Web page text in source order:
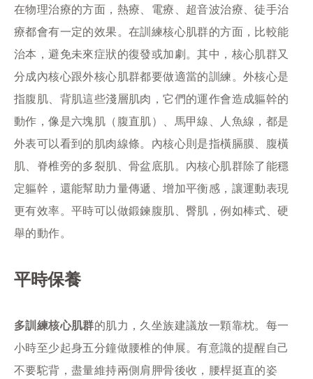
在物理治療的方面，熱療、電療、超音波治療、徒手治
療都會有一定的效果。在訓練核心肌群的方面，比較能
治本，避免未來症狀的復發或加劇。其中，核心肌群又
分成內核心跟外核心肌群都要做適當的訓練。外核心是
指腹肌、背肌這些淺層肌肉，它們的運作會造成軀幹的
動作，像是六塊肌（腹直肌）、馬甲線、人魚線，都是
外表可以看到的肌肉線條。內核心則是指橫膈膜、腹橫
肌、脊椎旁的多裂肌、骨盆底肌。內核心肌群除了能穩
定軀幹，還能幫助力量傳遞、增加平衡感，讓運動表現
更有效率。平時可以做鍛鍊腹肌、臀肌，例如棒式、硬
舉的動作。
平時保養
多訓練核心肌群的肌力，久坐族建議放一顆靠枕。每一
小時至少起身五分鐘做腰椎的伸展。有意識的提醒自己
不要駝背，盡量維持兩側肩胛骨後收，腰桿挺直的姿